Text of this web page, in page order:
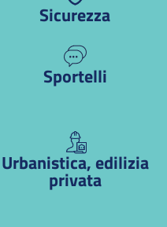
Sicurezza
Sportelli
Urbanistica, edilizia
privata